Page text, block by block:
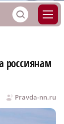
S
россиянам
Pravda-nn.ru